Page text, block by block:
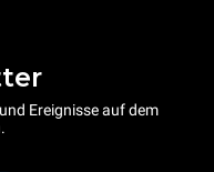
Ereignisse auf dem